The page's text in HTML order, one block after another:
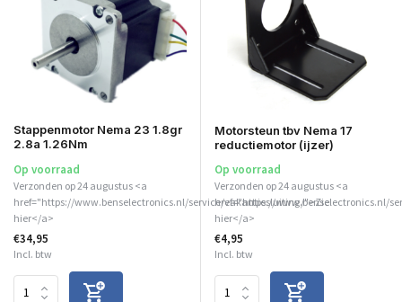
Stappenmotor Nema 23 1.8gr
2.8a 1.26Nm
Op voorraad
Verzonden op 24 augustus <a
href="https://www.benselectronics.nl/service/vakantiesluiting/">Zie
hier</a>
€34,95
Incl. btw
Motorsteun tbv Nema 17
reductiemotor (ijzer)
Op voorraad
Verzonden op 24 augustus <a
href="https://www.benselectronics.nl/
hier</a>
€4,95
Incl. btw